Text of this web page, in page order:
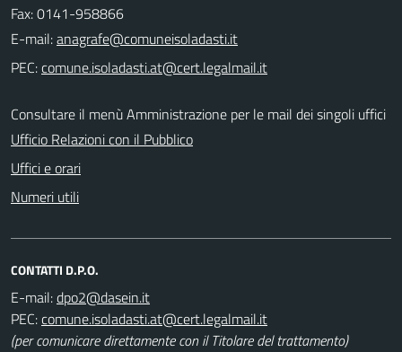
Fax: 0141-958866
E-mail:
PEC:
Consultare il menù Amministrazione per le mail dei singoli uffici
Ufficio Relazioni con il Pubblico
Uffici e orari
Numeri utili
CONTATTI D.P.O.
E-mail:
PEC:
(per comunicare direttamente con il Titolare del trattamento)